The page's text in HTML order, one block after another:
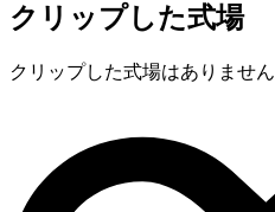
クリップした式場
クリップした式場はありません